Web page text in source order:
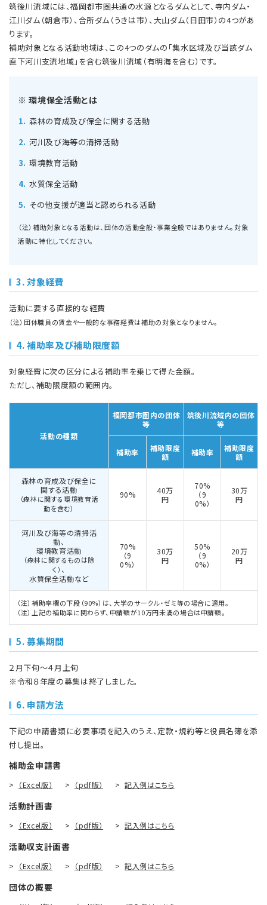
筑後川流域には、福岡都市圏共通の水源となるダムとして、寺内ダム・
江川ダム（朝倉市）、合所ダム（うきは市）、大山ダム（日田市）の4つがあ
ります。
補助対象となる活動地域は、この4つのダムの「集水区域及び当該ダム
直下河川支流地域」を含む筑後川流域（有明海を含む）です。
※ 環境保全活動とは
森林の育成及び保全に関する活動
河川及び海等の清掃活動
環境教育活動
水質保全活動
その他支援が適当と認められる活動
（注）補助対象となる活動は、団体の活動全般・事業全般ではありません。対象
活動に特化してください。
3. 対象経費
活動に要する直接的な経費
（注）団体職員の賃金や一般的な事務経費は補助の対象となりません。
4. 補助率及び補助限度額
対象経費に次の区分による補助率を乗じて得た金額。
ただし、補助限度額の範囲内。
活動の種類
福岡都市圏内の団体
等
筑後川流域内の団体
等
補助率
補助限度
額
補助率
補助限度
額
森林の育成及び保全に
関する活動
（森林に関する環境教育活
動を含む）
90%
40万
円
70%
（9
0%）
30万
円
河川及び海等の清掃活
動、
環境教育活動
（森林に関するものは除
く） 、
水質保全活動など
70%
（9
0%）
30万
円
50%
（9
0%）
20万
円
（注）補助率欄の下段（90%）は、大学のサークル・ゼミ等の場合に適用。
（注）上記の補助率に関わらず、申請額が10万円未満の場合は申請額。
5. 募集期間
２月下旬～４月上旬
※令和８年度の募集は終了しました。
6. 申請方法
下記の申請書類に必要事項を記入のうえ、定款・規約等と役員名簿を添
付し提出。
補助金申請書
（Excel版） （pdf版） 記入例はこちら
活動計画書
（Excel版） （pdf版） 記入例はこちら
活動収支計画書
（Excel版） （pdf版） 記入例はこちら
団体の概要